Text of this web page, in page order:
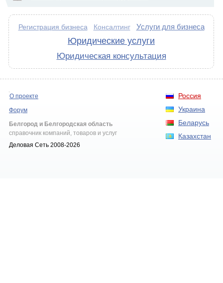
Регистрация бизнеса Консалтинг Услуги для бизнеса
Юридические услуги
Юридическая консультация
Россия
Украина
Беларусь
Казахстан
О проекте
Форум
Белгород и Белгородская область
справочник компаний, товаров и услуг
Деловая Сеть 2008-2026